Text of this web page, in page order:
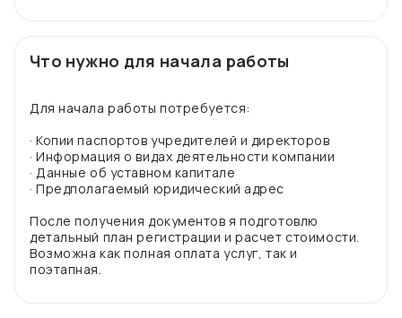
Что нужно для начала работы
Для начала работы потребуется:
· Копии паспортов учредителей и директоров
· Информация о видах деятельности компании
· Данные об уставном капитале
· Предполагаемый юридический адрес
После получения документов я подготовлю
детальный план регистрации и расчет стоимости.
Возможна как полная оплата услуг, так и